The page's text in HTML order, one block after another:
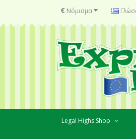
€ Νόμισμα
Legal Highs Shop